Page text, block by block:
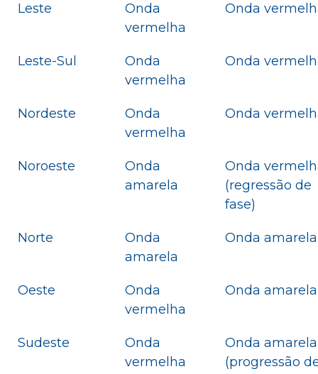
Leste
Onda
vermelha
Onda
Leste-Sul
Onda
vermelha
Onda
Nordeste
Onda
vermelha
Onda
Noroeste
Onda
amarela
Onda
(regressão de
fase)
Norte
Onda
amarela
Onda amarela
Oeste
Onda
vermelha
Onda amarela
Sudeste
Onda
vermelha
Onda amarela
(progressão